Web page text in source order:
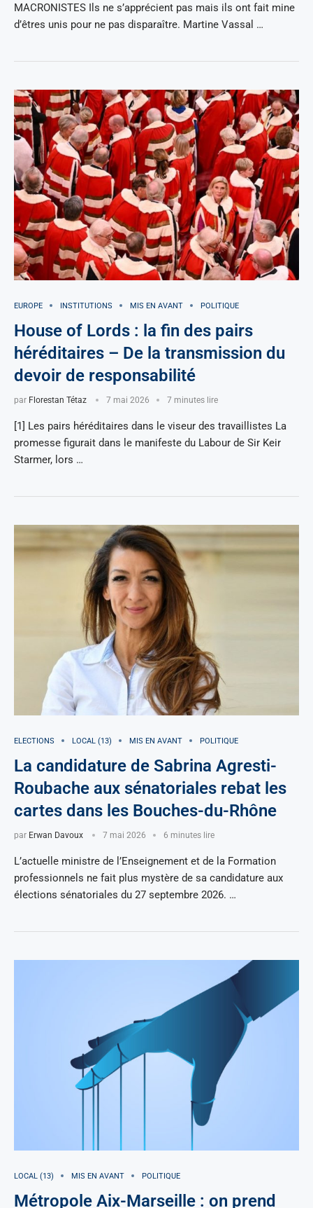
MACRONISTES Ils ne s’apprécient pas mais ils ont fait mine
d’êtres unis pour ne pas disparaître. Martine Vassal …
EUROPE INSTITUTIONS MIS EN AVANT POLITIQUE
House of Lords : la fin des pairs
héréditaires – De la transmission du
devoir de responsabilité
par Florestan Tétaz 7 mai 2026 7 minutes lire
[1] Les pairs héréditaires dans le viseur des travaillistes La
promesse figurait dans le manifeste du Labour de Sir Keir
Starmer, lors …
ELECTIONS LOCAL (13) MIS EN AVANT POLITIQUE
La candidature de Sabrina Agresti-
Roubache aux sénatoriales rebat les
cartes dans les Bouches-du-Rhône
par Erwan Davoux 7 mai 2026 6 minutes lire
L’actuelle ministre de l’Enseignement et de la Formation
professionnels ne fait plus mystère de sa candidature aux
élections sénatoriales du 27 septembre 2026. …
LOCAL (13) MIS EN AVANT POLITIQUE
Métropole Aix-Marseille : on prend